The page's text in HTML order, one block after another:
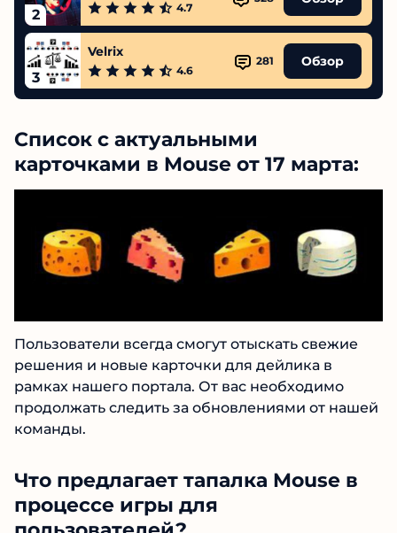
2 4.7
3
Velrix
4.6
281 Обзор
Список с актуальными
карточками в Mouse от 17 марта:
Пользователи всегда смогут отыскать свежие
решения и новые карточки для дейлика в
рамках нашего портала. От вас необходимо
продолжать следить за обновлениями от нашей
команды.
Что предлагает тапалка Mouse в
процессе игры для